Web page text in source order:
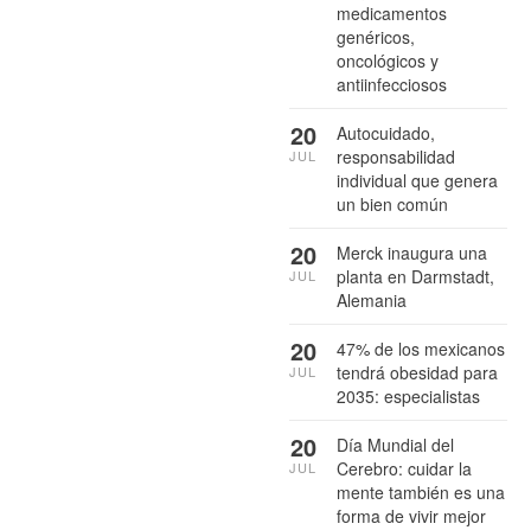
medicamentos
genéricos,
oncológicos y
antiinfecciosos
Autocuidado,
responsabilidad
individual que genera
un bien común
20
JUL
Merck inaugura una
planta en Darmstadt,
Alemania
20
JUL
47% de los mexicanos
tendrá obesidad para
2035: especialistas
20
JUL
Día Mundial del
Cerebro: cuidar la
mente también es una
forma de vivir mejor
20
JUL